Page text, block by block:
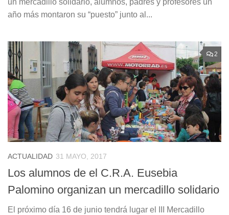
un mercadillo solidario, alumnos, padres y profesores un
año más montaron su “puesto” junto al...
2
ACTUALIDAD 31 MAYO, 2017
Los alumnos de el C.R.A. Eusebia
Palomino organizan un mercadillo solidario
El próximo día 16 de junio tendrá lugar el III Mercadillo